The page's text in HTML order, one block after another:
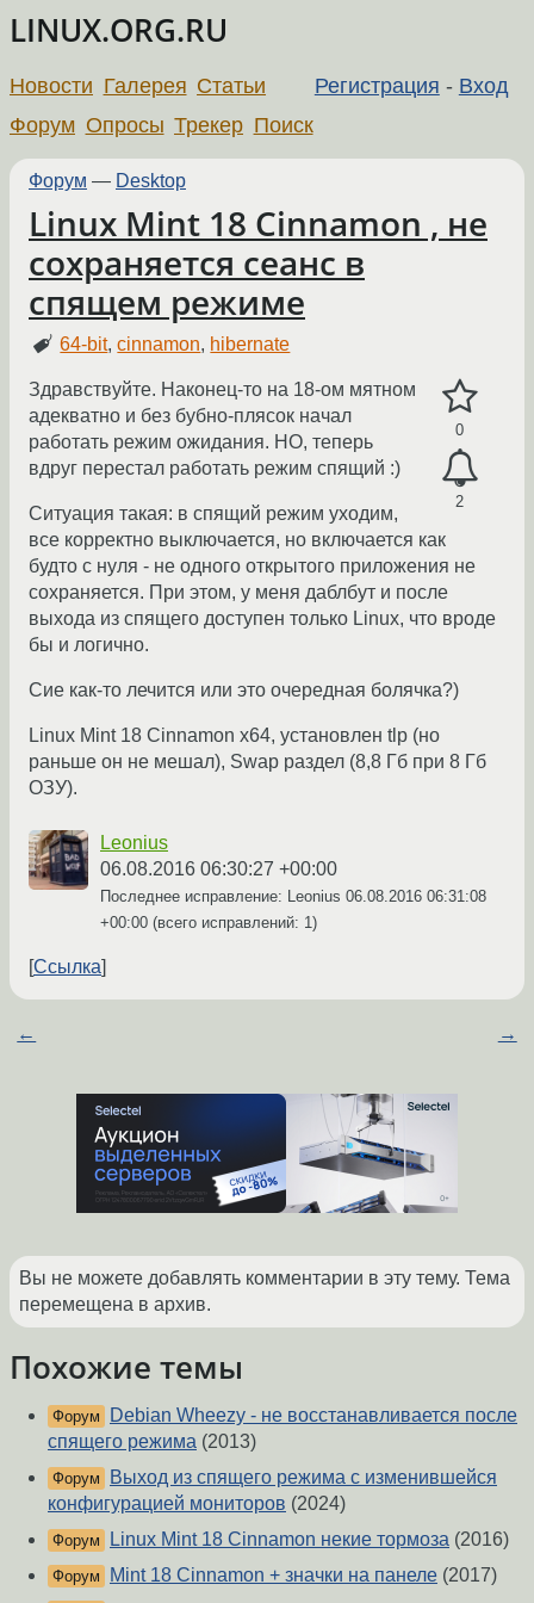
LINUX.ORG.RU
Регистрация - Вход
Новости Галерея Статьи
Форум Опросы Трекер Поиск
Форум — Desktop
Linux Mint 18 Cinnamon , не
сохраняется сеанс в
спящем режиме
64-bit,cinnamon, hibernate
0
2
Здравствуйте. Наконец-то на 18-ом мятном
адекватно и без бубно-плясок начал
работать режим ожидания. НО, теперь
вдруг перестал работать режим спящий :)
Ситуация такая: в спящий режим уходим,
все корректно выключается, но включается как
будто с нуля - не одного открытого приложения не
сохраняется. При этом, у меня даблбут и после
выхода из спящего доступен только Linux, что вроде
бы и логично.
Сие как-то лечится или это очередная болячка?)
Linux Mint 18 Cinnamon x64, установлен tlp (но
раньше он не мешал), Swap раздел (8,8 Гб при 8 Гб
ОЗУ).
Leonius
06.08.2016 06:30:27 +00:00
Последнее исправление: Leonius 06.08.2016 06:31:08
+00:00 (всего исправлений: 1)
Ссылка
← →
Вы не можете добавлять комментарии в эту тему. Тема
перемещена в архив.
Похожие темы
Форум
Debian Wheezy - не восстанавливается после
спящего режима (2013)
Форум
Выход из спящего режима с изменившейся
конфигурацией мониторов (2024)
Форум Linux Mint 18 Cinnamon некие тормоза (2016)
Форум Mint 18 Cinnamon + значки на панеле (2017)